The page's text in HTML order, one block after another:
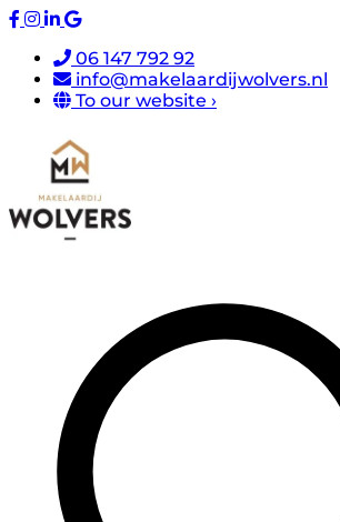
06 147 792 92
info@makelaardijwolvers.nl
To our website ›